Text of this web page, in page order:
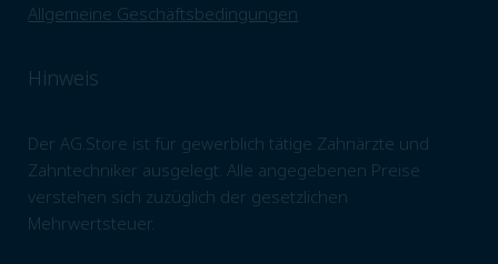
Allgemeine Geschäftsbedingungen
Hinweis
Der AG.Store ist für gewerblich tätige Zahnärzte und
Zahntechniker ausgelegt. Alle angegebenen Preise
verstehen sich zuzüglich der gesetzlichen
Mehrwertsteuer.